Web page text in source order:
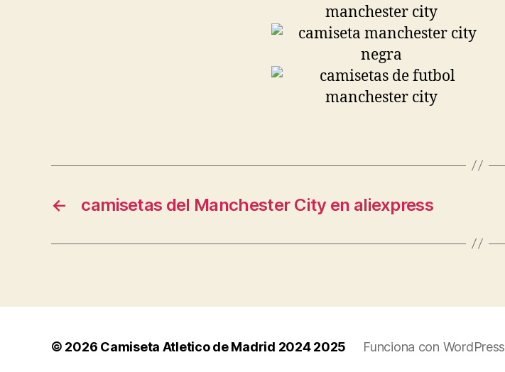
← camisetas del Manchester City en aliexpress
© 2026 Camiseta Atletico de Madrid 2024 2025 Funciona con WordPress